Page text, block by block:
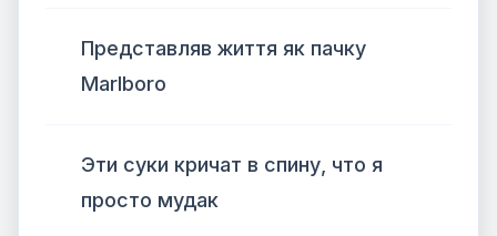
Представляв життя як пачку
Marlboro
Эти суки кричат в спину, что я
просто мудак